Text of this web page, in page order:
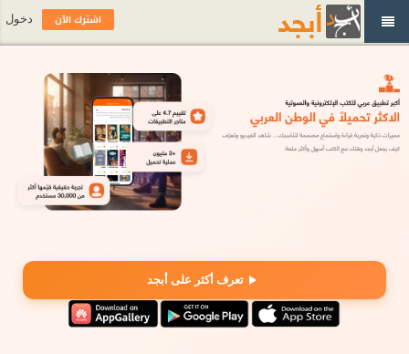
تعرف أكثر على أبجد
اشترك الآن دخول